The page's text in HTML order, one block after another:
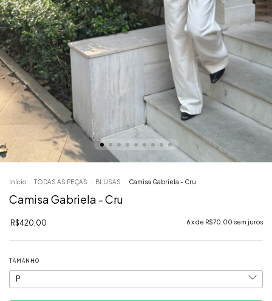
Início TODAS AS PEÇAS BLUSAS Camisa Gabriela - Cru
Camisa Gabriela - Cru
R$420,00 6x de R$70,00 sem juros
TAMANHO